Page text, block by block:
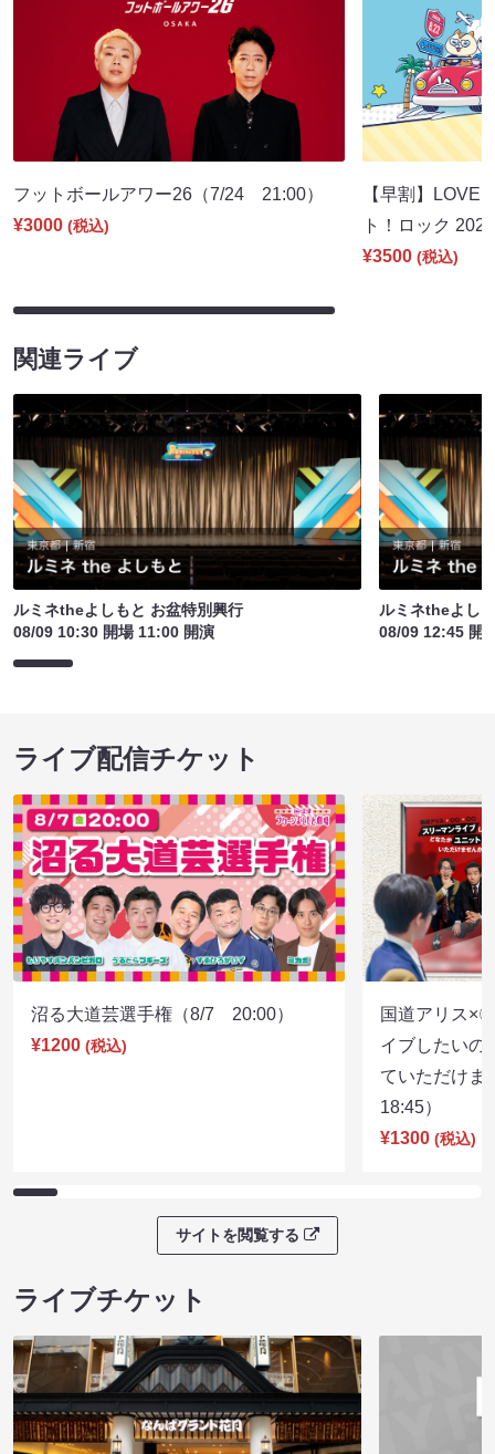
フットボールアワー26（7/24 21:00）
¥3000 (税込)
【早割】LOVE
ト！ロック
¥3500 (税込)
関連ライブ
ルミネtheよしもと お盆特別興行
08/09 10:30 開場 11:00 開演
ルミネtheよし
08/09 12:45 開
ライブ配信チケット
沼る大道芸選手権（8/7 20:00）
¥1200 (税込)
国道アリス×
イブしたいの
ていただけ
18:45）
¥1300 (税込)
サイトを閲覧する
ライブチケット